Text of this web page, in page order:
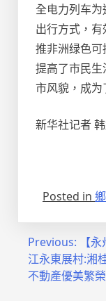
全电力列车
出行方式，
推非洲绿色可
提高了市民
市风貌，成为
新华社记者
Posted in
Previous:
【
江永東展村:湘
不動產優美繁榮